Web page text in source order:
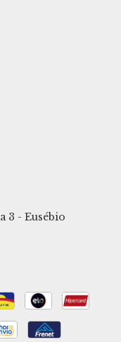
3 - Eusébio